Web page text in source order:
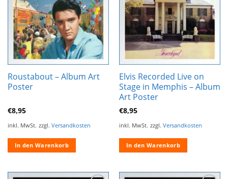
hinzufügen
Roustabout – Album Art
Poster
€8,95
inkl. MwSt. zzgl. Versandkosten
In den Warenkorb
hinzufügen
Elvis Recorded Live on
Stage in Memphis – Album
Art Poster
€8,95
inkl. MwSt. zzgl. Versandkosten
In den Warenkorb